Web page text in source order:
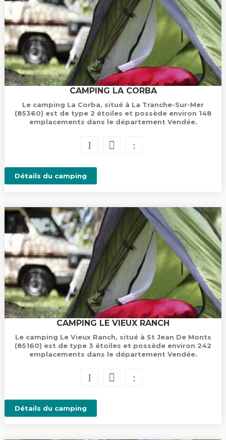
CAMPING LA CORBA
Le camping La Corba, situé à La Tranche-Sur-Mer
(85360) est de type 2 étoiles et possède environ 148
emplacements dans le département Vendée.
Détails du camping
CAMPING LE VIEUX RANCH
Le camping Le Vieux Ranch, situé à St Jean De Monts
(85160) est de type 3 étoiles et possède environ 242
emplacements dans le département Vendée.
Détails du camping